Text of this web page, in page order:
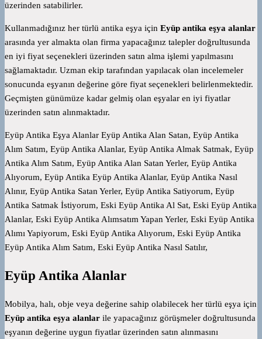
üzerinden satabilirler.
Kullanmadığınız her türlü antika eşya için Eyüp antika eşya alanlar
arasında yer almakta olan firma yapacağınız talepler doğrultusunda
en iyi fiyat seçenekleri üzerinden satın alma işlemi yapılmasını
sağlamaktadır. Uzman ekip tarafından yapılacak olan incelemeler
sonucunda eşyanın değerine göre fiyat seçenekleri belirlenmektedir.
Geçmişten günümüze kadar gelmiş olan eşyalar en iyi fiyatlar
üzerinden satın alınmaktadır.
Eyüp Antika Eşya Alanlar Eyüp Antika Alan Satan, Eyüp Antika
Alım Satım, Eyüp Antika Alanlar, Eyüp Antika Almak Satmak, Eyüp
Antika Alım Satım, Eyüp Antika Alan Satan Yerler, Eyüp Antika
Alıyorum, Eyüp Antika Eyüp Antika Alanlar, Eyüp Antika Nasıl
Alınır, Eyüp Antika Satan Yerler, Eyüp Antika Satiyorum, Eyüp
Antika Satmak İstiyorum, Eski Eyüp Antika Al Sat, Eski Eyüp Antika
Alanlar, Eski Eyüp Antika Alımsatım Yapan Yerler, Eski Eyüp Antika
Alımı Yapiyorum, Eski Eyüp Antika Alıyorum, Eski Eyüp Antika
Eyüp Antika Alım Satım, Eski Eyüp Antika Nasıl Satılır,
Eyüp Antika Alanlar
Mobilya, halı, obje veya değerine sahip olabilecek her türlü eşya için
Eyüp antika eşya alanlar ile yapacağınız görüşmeler doğrultusunda
eşyanın değerine uygun fiyatlar üzerinden satın alınmasını